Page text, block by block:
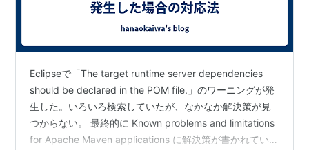
のや、PHP開発環境としてセットアップ済みのものなど
しかしこのネーミングはSunを挑発しているとして、
SunがEclipseコミュニティに参加しなかった原因にもな
ったといわれている。
Eclipseで「The target runtime server dependencies
should be declared in the POM file.」のワーニングが発
生した。いろいろ検索していたが、なかなか解決策が見
つからない。 最終的に Known problems and limitations
for Apache Maven applications に解決策が書かれていま